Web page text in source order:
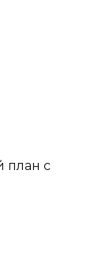
план с